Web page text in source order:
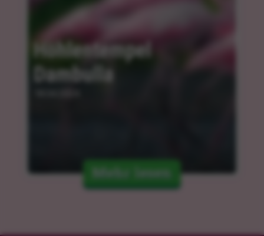
Höhlentempel
Dambulla
Mehr lesen